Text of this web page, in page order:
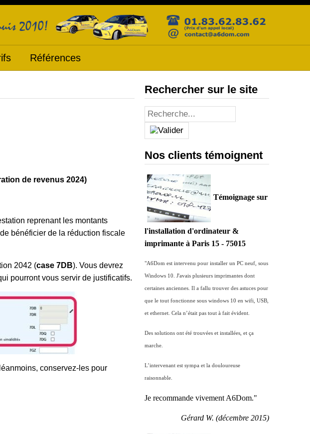
Références
de revenus 2024)
reprenant les montants
bénéficier de la réduction fiscale
2042 (case 7DB). Vous devrez
pourront vous servir de justificatifs.
conservez-les pour
Rechercher sur le site
Nos clients témoignent
Témoignage sur
l'installation d'ordinateur &
imprimante à Paris 15 - 75015
"A6Dom est intervenu pour installer un PC neuf, sous
Windows 10. J'avais plusieurs imprimantes dont
certaines anciennes. Il a fallu trouver des astuces pour
que le tout fonctionne sous windows 10 en wifi, USB,
et ethernet. Cela n’était pas tout à fait évident.
Des solutions ont été trouvées et installées, et ça
marche.
L’intervenant est sympa et la douloureuse
raisonnable.
Je recommande vivement A6Dom."
Gérard W. (décembre 2015)